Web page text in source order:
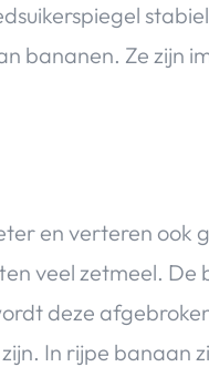
bananen. Ze zijn
en verteren ook
veel zetmeel. De
deze
In rijpe banaan